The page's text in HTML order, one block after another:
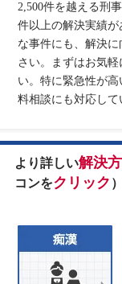
2,500件を越える刑
件以上の解決実績
な事件にも、解決
さい。まずはお気
い。特に緊急性が
料相談にも対応して
より詳しい解決
コンをクリック ）